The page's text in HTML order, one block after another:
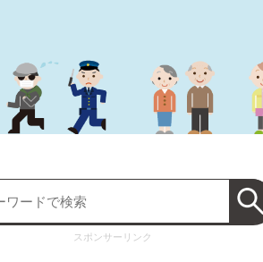
スポンサーリンク